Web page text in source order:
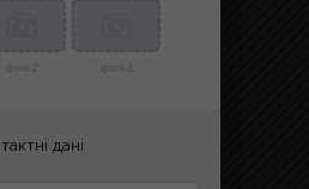
фото 2 фото 3
дані